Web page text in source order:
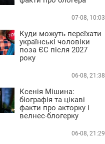
07-08, 10:03
Куди можуть переїхати
українські чоловіки
поза ЄС після 2027
року
06-08, 21:38
Ксенія Мішина:
біографія та цікаві
факти про акторку і
велнес-блогерку
06-08, 21:29